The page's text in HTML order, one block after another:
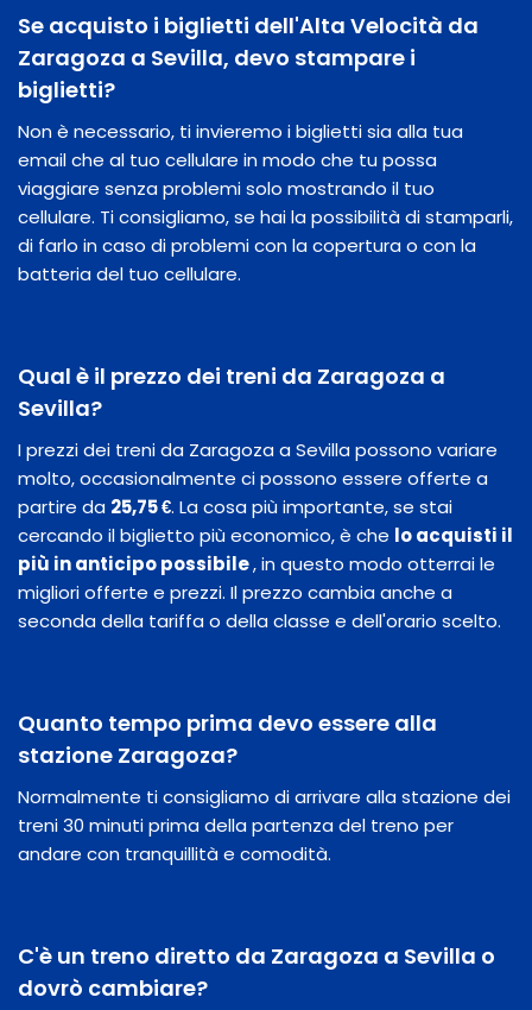
Se acquisto i biglietti dell'Alta Velocità da
Zaragoza a Sevilla, devo stampare i
biglietti?
Non è necessario, ti invieremo i biglietti sia alla tua
email che al tuo cellulare in modo che tu possa
viaggiare senza problemi solo mostrando il tuo
cellulare. Ti consigliamo, se hai la possibilità di stamparli,
di farlo in caso di problemi con la copertura o con la
batteria del tuo cellulare.
Qual è il prezzo dei treni da Zaragoza a
Sevilla?
I prezzi dei treni da Zaragoza a Sevilla possono variare
molto, occasionalmente ci possono essere offerte a
partire da 25,75 €. La cosa più importante, se stai
cercando il biglietto più economico, è che lo acquisti il
​​più in anticipo possibile, in questo modo otterrai le
migliori offerte e prezzi. Il prezzo cambia anche a
seconda della tariffa o della classe e dell'orario scelto.
Quanto tempo prima devo essere alla
stazione Zaragoza?
Normalmente ti consigliamo di arrivare alla stazione dei
treni 30 minuti prima della partenza del treno per
andare con tranquillità e comodità.
C'è un treno diretto da Zaragoza a Sevilla o
dovrò cambiare?